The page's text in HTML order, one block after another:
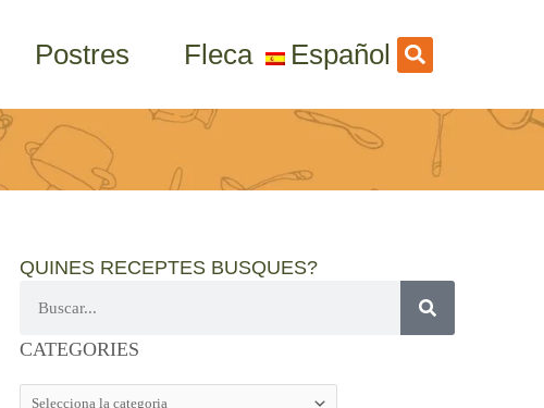
Postres Fleca Español
QUINES RECEPTES BUSQUES?
CATEGORIES
CATEGORIES